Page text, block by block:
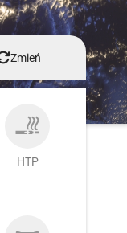
Zmień
HTP